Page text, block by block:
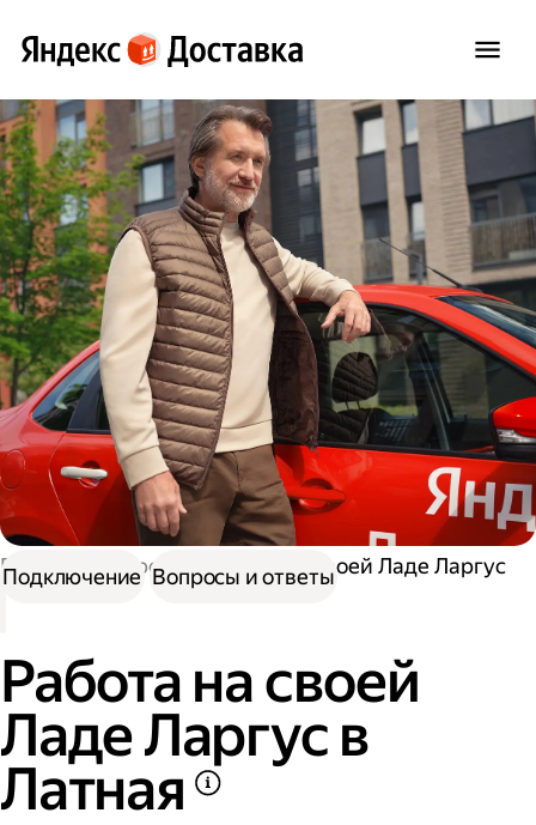
Работа курьером Работа на своей Ладе Ларгус
Работа на своей
Ладе Ларгус в
Латная
Подключение Вопросы и ответы